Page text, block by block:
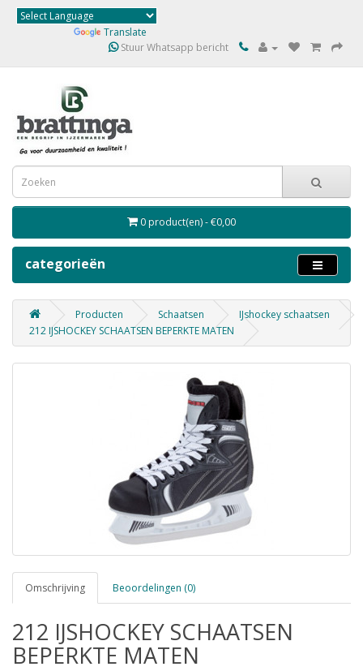
Translate
Stuur Whatsapp bericht
0 product(en) - €0,00
categorieën
Producten Schaatsen
IJshockey schaatsen
212 IJSHOCKEY SCHAATSEN BEPERKTE MATEN
Omschrijving Beoordelingen (0)
212 IJSHOCKEY SCHAATSEN
BEPERKTE MATEN